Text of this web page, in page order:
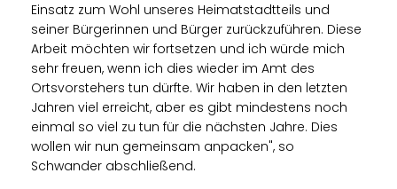
Einsatz zum Wohl unseres Heimatstadtteils und
seiner Bürgerinnen und Bürger zurückzuführen. Diese
Arbeit möchten wir fortsetzen und ich würde mich
sehr freuen, wenn ich dies wieder im Amt des
Ortsvorstehers tun dürfte. Wir haben in den letzten
Jahren viel erreicht, aber es gibt mindestens noch
einmal so viel zu tun für die nächsten Jahre. Dies
wollen wir nun gemeinsam anpacken", so
Schwander abschließend.